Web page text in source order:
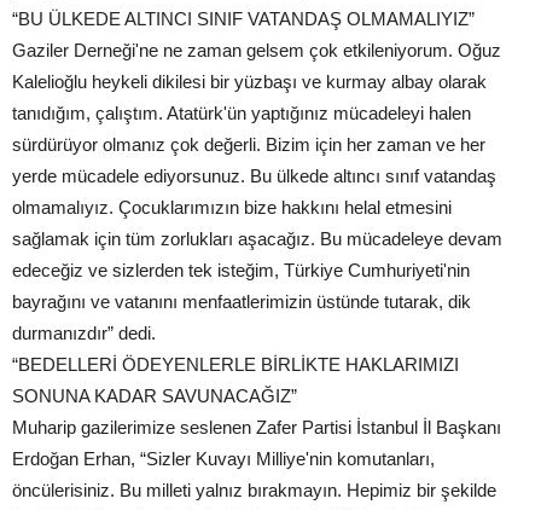
“BU ÜLKEDE ALTINCI SINIF VATANDAŞ OLMAMALIYIZ”
Gaziler Derneği'ne ne zaman gelsem çok etkileniyorum. Oğuz
Kalelioğlu heykeli dikilesi bir yüzbaşı ve kurmay albay olarak
tanıdığım, çalıştım. Atatürk'ün yaptığınız mücadeleyi halen
sürdürüyor olmanız çok değerli. Bizim için her zaman ve her
yerde mücadele ediyorsunuz. Bu ülkede altıncı sınıf vatandaş
olmamalıyız. Çocuklarımızın bize hakkını helal etmesini
sağlamak için tüm zorlukları aşacağız. Bu mücadeleye devam
edeceğiz ve sizlerden tek isteğim, Türkiye Cumhuriyeti'nin
bayrağını ve vatanını menfaatlerimizin üstünde tutarak, dik
durmanızdır” dedi.
“BEDELLERİ ÖDEYENLERLE BİRLİKTE HAKLARIMIZI
SONUNA KADAR SAVUNACAĞIZ”
Muharip gazilerimize seslenen Zafer Partisi İstanbul İl Başkanı
Erdoğan Erhan, “Sizler Kuvayı Milliye'nin komutanları,
öncülerisiniz. Bu milleti yalnız bırakmayın. Hepimiz bir şekilde